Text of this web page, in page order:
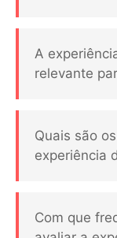
A
relevante
Quais são
experiência
Com que